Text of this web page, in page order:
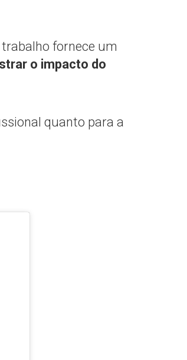
fornece um
o impacto do
quanto para a